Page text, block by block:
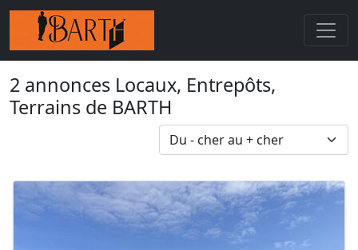
2 annonces Locaux, Entrepôts,
Terrains de BARTH